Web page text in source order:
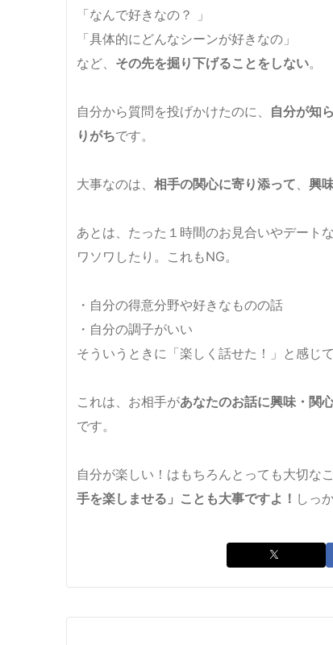
「なんで好きなの？ 」
「具体的にどんなシーンが好きなの」
など、 その先を掘り下げることをしない。
自分から質問を投げかけたのに、 自分が知
りがちです。
大事なのは、 相手の関心に寄り添って 興
あとは、たった１時間のお見合いやデートな
ワソワしたり。これもNG。
・自分の得意分野や好きなものの話
・自分の調子がいい
そういうときに「楽しく話せた！」と感じ
これは、お相手があなたのお話に興味・関
です。
自分が楽しい！はもちろんとっても大切なこ
手を楽しませる」ことも大事ですよ！ しっ